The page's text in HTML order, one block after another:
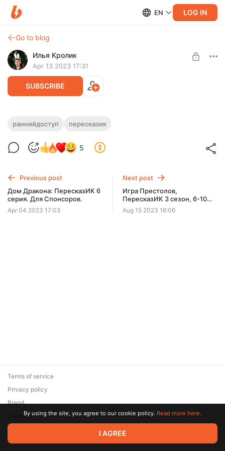
EN LOG IN
Go to blog
Илья Кролик
Apr 13 2023 17:31
SUBSCRIBE
Игра Престолов, ПересказИК 3 сезон, 1-
ПересказИК 3 сезон, 1-5 серии
Дени Вильнёв одобряет
раннийдоступ пересказик
5
Previous post
Дом Дракона: ПересказИК 6
серия. Для Спонсоров.
Apr 04 2023 17:03
Next post
Игра Престолов,
ПересказИК 3 сезон, 6-10
серии
Aug 15 2023 16:06
© 2026 Zaya Solutions Limited. All rights reserved. All trademarks
are the property of their respective owners.
Terms of service
Privacy policy
Brand
SupportBy using the site, you agree to our cookie policy. Read more here.
I AGREE